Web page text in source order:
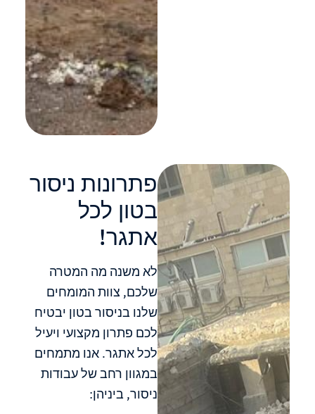
פתרונות ניסור
בטון לכל
אתגר!
לא משנה מה המטרה
שלכם, צוות המומחים
שלנו בניסור בטון יבטיח
לכם פתרון מקצועי ויעיל
לכל אתגר. אנו מתמחים
במגוון רחב של עבודות
ניסור, ביניהן: